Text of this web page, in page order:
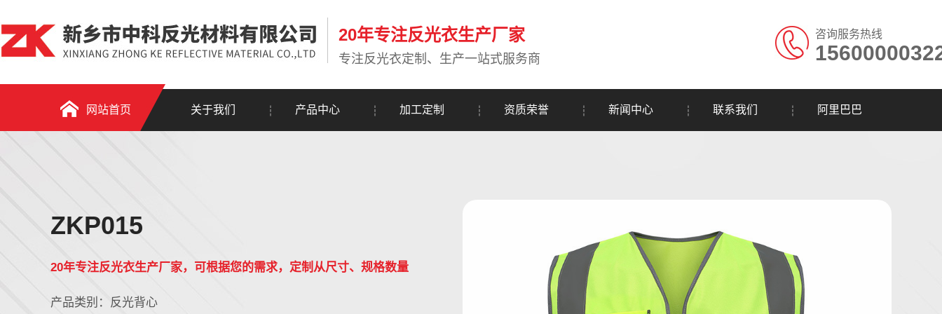
20年专注反光衣生产厂家
专注反光衣定制、生产一站式服务商
咨询服务热线
网站首页 关于我们 产品中心 加工定制 资质荣誉 新闻中心 联系我们 阿里巴巴
ZKP015
20年专注反光衣生产厂家，可根据您的需求，定制从尺寸、规格数量
产品类别：反光背心